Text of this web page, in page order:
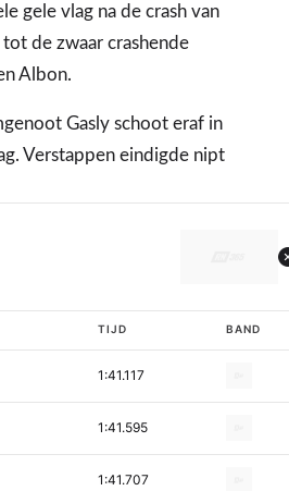
gele vlag na de crash van
de zwaar crashende
Albon.
Gasly schoot eraf in
Verstappen eindigde nipt
TIJD BAND
1:41.117
1:41.595
1:41.707